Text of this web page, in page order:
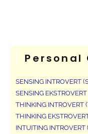
Personal
SENSING INTROVERT
SENSING
THINKING INTROVERT
THINKING
INTUITING INTROVERT